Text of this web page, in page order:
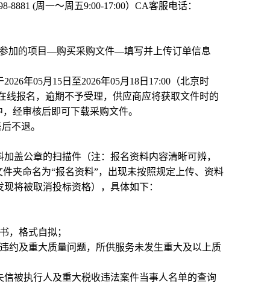
(周一～周五9:00-17:00） CA客服电话：
加的项目—购买采购文件—填写并上传订单信息
年05月15日至2026年05月18日17:00（北京时
线报名，逾期不予受理，供应商应将获取文件时的
经审核后即可下载采购文件。
不退。
盖公章的扫描件（注：报名资料内容清晰可辨，
夹命名为“报名资料”，出现未按照规定上传、资料
将被取消投标资格），具体如下：
，格式自拟；
约及重大质量问题，所供服务未发生重大及以上质
信被执行人及重大税收违法案件当事人名单的查询